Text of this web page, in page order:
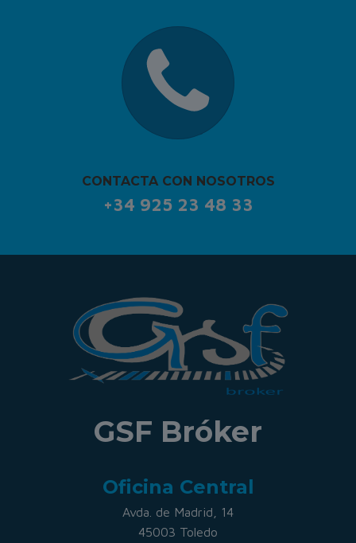
CONTACTA CON NOSOTROS
+34 925 23 48 33
GSF Bróker
Oficina Central
Avda. de Madrid, 14
45003 Toledo